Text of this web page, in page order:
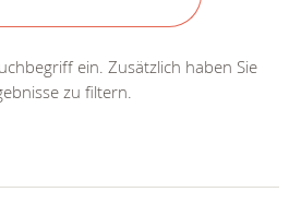
ein. Zusätzlich haben Sie
zu filtern.